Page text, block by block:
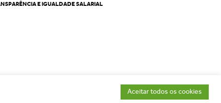
E IGUALDADE SALARIAL
Aceitar todos os cookies